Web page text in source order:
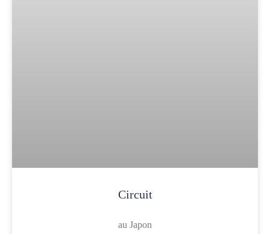
Circuit
au Japon